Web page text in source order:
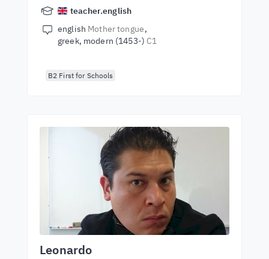
teacher.english
english Mother tongue
greek, modern (1453-) C1
B2 First for Schools
Leonardo